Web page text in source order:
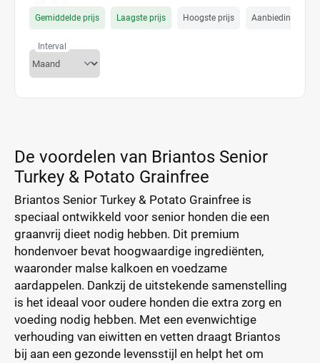
Gemiddelde prijs Laagste prijs Hoogste prijs Aanbiedings prijs
Interval
De voordelen van Briantos Senior
Turkey & Potato Grainfree
Briantos Senior Turkey & Potato Grainfree is
speciaal ontwikkeld voor senior honden die een
graanvrij dieet nodig hebben. Dit premium
hondenvoer bevat hoogwaardige ingrediënten,
waaronder malse kalkoen en voedzame
aardappelen. Dankzij de uitstekende samenstelling
is het ideaal voor oudere honden die extra zorg en
voeding nodig hebben. Met een evenwichtige
verhouding van eiwitten en vetten draagt Briantos
bij aan een gezonde levensstijl en helpt het om